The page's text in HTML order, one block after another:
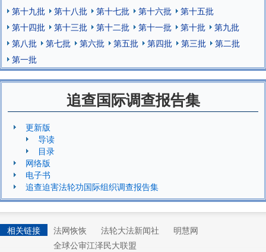
第十九批
第十八批 第十七批 第十六批
第十五批
第十四批
第十三批 第十二批 第十一批 第十批
第九批
第八批
第七批 第六批 第五批 第四批 第三批
第二批
第一批
追查国际调查报告集
更新版
导读
目录
网络版
电子书
追查迫害法轮功国际组织调查报告集
相关链接 法网恢恢 法轮大法新闻社
明慧网
全球公审江泽民大联盟